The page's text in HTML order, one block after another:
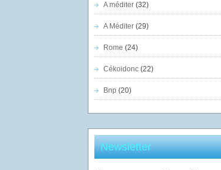
A méditer(32)
A Méditer(29)
Rome (24)
Cékoidonc(22)
Bnp (20)
Newsletter